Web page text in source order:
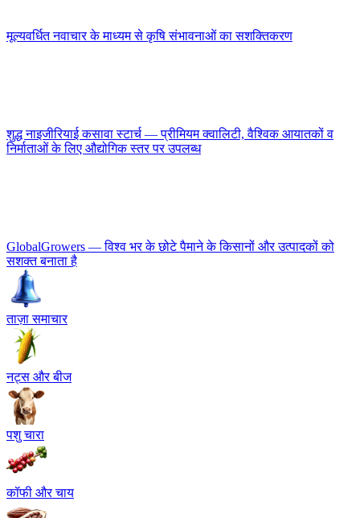
मूल्यवर्धित नवाचार के माध्यम से कृषि संभावनाओं का सशक्तिकरण
शुद्ध नाइजीरियाई कसावा स्टार्च — प्रीमियम क्वालिटी, वैश्विक आयातकों व
निर्माताओं के लिए औद्योगिक स्तर पर उपलब्ध
GlobalGrowers — विश्व भर के छोटे पैमाने के किसानों और उत्पादकों को
सशक्त बनाता है
ताज़ा समाचार
नट्स और बीज
पशु चारा
कॉफी और चाय